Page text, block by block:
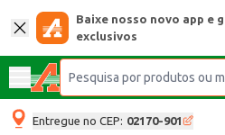
Baixe nosso novo app e
exclusivos
Entregue no CEP: 02170-901